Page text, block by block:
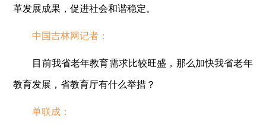
革发展成果，促进社会和谐稳定。
中国吉林网记者：
目前我省老年教育需求比较旺盛，那么加快我省老年
教育发展，省教育厅有什么举措？
单联成：